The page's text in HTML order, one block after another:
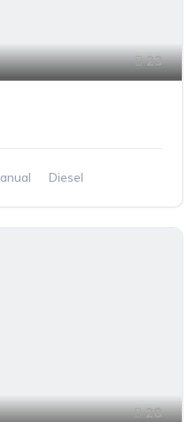
23
Diesel
28